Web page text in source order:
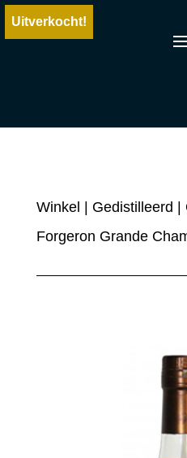
Uitverkocht!
Winkel Gedistilleerd
Forgeron Grande